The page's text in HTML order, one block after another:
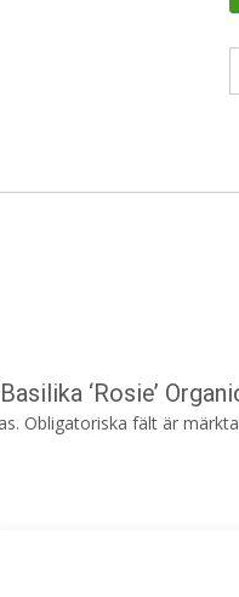
‘Rosie’
Obligatoriska fält är märkta